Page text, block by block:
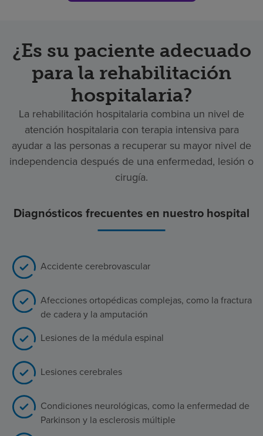
¿Es su paciente adecuado
para la rehabilitación
hospitalaria?
La rehabilitación hospitalaria combina un nivel de
atención hospitalaria con terapia intensiva para
ayudar a las personas a recuperar su mayor nivel de
independencia después de una enfermedad, lesión o
cirugía.
Diagnósticos frecuentes en nuestro hospital
Accidente cerebrovascular
Afecciones ortopédicas complejas, como la fractura
de cadera y la amputación
Lesiones de la médula espinal
Lesiones cerebrales
Condiciones neurológicas, como la enfermedad de
Parkinson y la esclerosis múltiple